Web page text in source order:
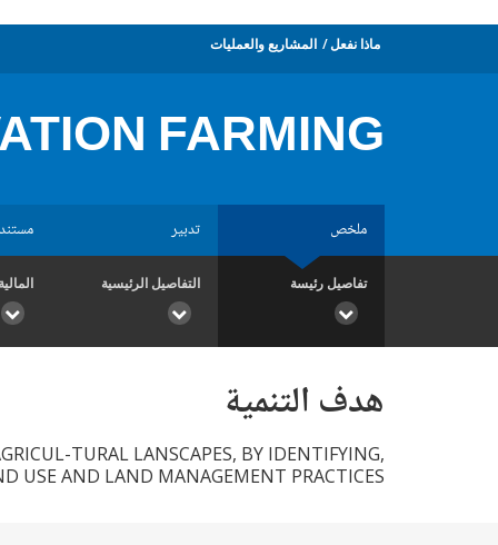
ماذا نفعل المشاريع والعمليات
FARMING
ملخص تدبير
تفاصيل رئيسة التفاصيل الرئيسية المالية
هدف التنمية
TURAL LANSCAPES, BY IDENTIFYING,
USE AND LAND MANAGEMENT PRACTICES.